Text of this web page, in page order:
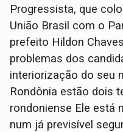
Progressista, que
União Brasil com o
prefeito Hildon
problemas dos
interiorização do seu
Rondônia estão dois
rondoniense Ele está
num já previsível